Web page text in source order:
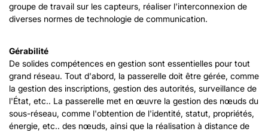
groupe de travail sur les capteurs, réaliser l'interconnexion de
diverses normes de technologie de communication.
Gérabilité
De solides compétences en gestion sont essentielles pour tout
grand réseau. Tout d'abord, la passerelle doit être gérée, comme
la gestion des inscriptions, gestion des autorités, surveillance de
l'État, etc.. La passerelle met en œuvre la gestion des nœuds du
sous-réseau, comme l'obtention de l'identité, statut, propriétés,
énergie, etc.. des nœuds, ainsi que la réalisation à distance de